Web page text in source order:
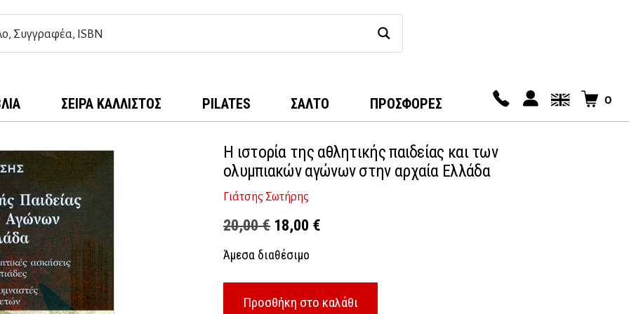
ΣΕΙΡΆ ΚΆΛΛΙΣΤΟΣ PILATES ΣΑΛΤΟ ΠΡΟΣΦΟΡΕΣ 0
H ιστορία της αθλητικής παιδείας και των
ολυμπιακών αγώνων στην αρχαία Ελλάδα
Γιάτσης Σωτήρης
20,00€ Original
price
20,00 €.
18,00 €
είναι:
Άμεσα διαθέσιμο
Προσθήκη στο καλάθι